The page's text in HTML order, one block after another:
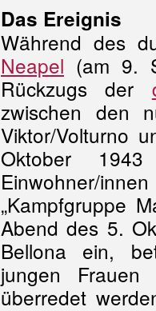
Das Ereignis
Während des
Neapel (am 9.
Rückzugs der
zwischen den
Viktor/Volturno
Oktober
Einwohner/
„Kampfgruppe
Abend des 5.
Bellona ein,
jungen
überredet